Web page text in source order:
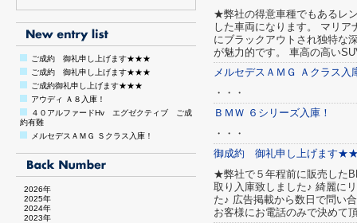
ご成約 御礼申し上げます★★★
ご成約 御礼申し上げます★★★
ご成約御礼申し上げます★★★
アウディ Ａ８入庫！
４０アルファードHv エグゼクティブ ご成
約有難
メルセデスＡＭＧ Ｓクラス入庫！
2026年
2025年
2024年
2023年
★弊社の得意車種でもあるレ
した車両になります。 マリ
にブラックアウトされ独特な
が魅力的です。 車高の高い
メルセデスＡＭＧ Ａクラス入
・・・
ＢＭＷ ６シリーズ入庫！
・・・
御成約 御礼申し上げます
★弊社で５年程前に販売した
取り入庫致しました♪ 綺麗に
た♪ 広告掲載から数日で問い
お客様にお電話のみで決めて